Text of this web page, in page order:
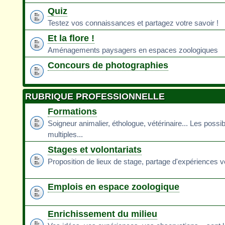
Quiz
Testez vos connaissances et partagez votre savoir !
Et la flore !
Aménagements paysagers en espaces zoologiques
Concours de photographies
RUBRIQUE PROFESSIONNELLE
Formations
Soigneur animalier, éthologue, vétérinaire... Les
multiples...
Stages et volontariats
Proposition de lieux de stage, partage d'expériences
Emplois en espace zoologique
Enrichissement du milieu